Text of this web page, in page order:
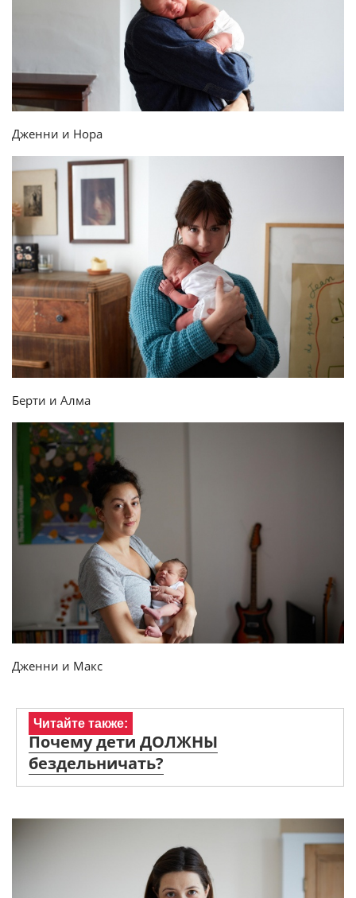
Дженни и Нора
Берти и Алма
Дженни и Макс
Читайте также:
Почему дети ДОЛЖНЫ
бездельничать?